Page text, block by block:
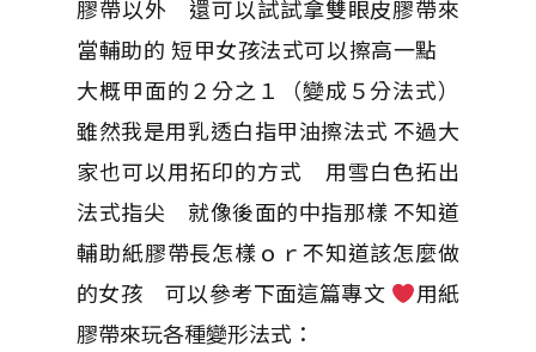
膠帶以外 還可以試試拿雙眼皮膠帶來
當輔助的 短甲女孩法式可以擦高一點
大概甲面的２分之１（變成５分法式）
雖然我是用乳透白指甲油擦法式 不過大
家也可以用拓印的方式 用雪白色拓出
法式指尖 就像後面的中指那樣 不知道
輔助紙膠帶長怎樣ｏｒ不知道該怎麼做
的女孩 可以參考下面這篇專文
用紙
膠帶來玩各種變形法式：